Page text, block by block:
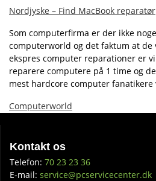
Nordjyske – Find MacBook reparatør
Som computerfirma er der ikke
computerworld og det faktum at de
ekspres computer reparationer er
reparere computere på 1 time og
mest hardcore computer
Computerworld
Kontakt os
Telefon: 70 23 23 36
E-mail: service@pcservicecenter.dk